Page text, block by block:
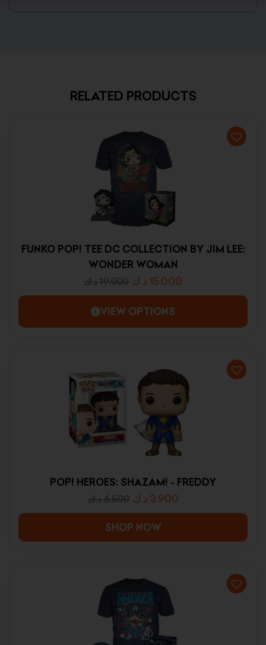
RELATED PRODUCTS
FUNKO POP! TEE DC COLLECTION BY JIM LEE:
WONDER WOMAN
19.000 د.ك 15.000 د.ك
VIEW OPTIONS
POP! HEROES: SHAZAM! - FREDDY
6.500 د.ك 3.900 د.ك
SHOP NOW